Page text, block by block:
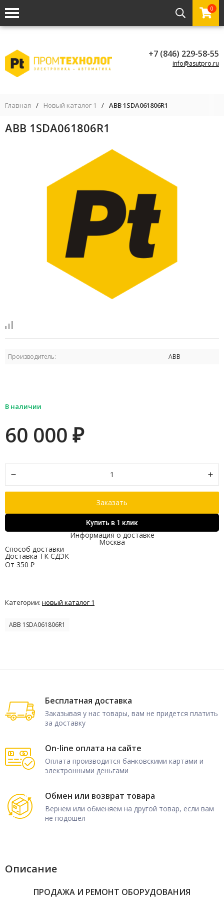
0
+7 (846) 229-58-55
info@asutpro.ru
Главная / Новый каталог 1 / ABB 1SDA061806R1
ABB 1SDA061806R1
Производитель: ABB
В наличии
60 000 ₽
Заказать
Купить в 1 клик
Информация о доставке
Москва
Способ доставки
Доставка ТК СДЭК
От 350 ₽
Категории: новый каталог 1
ABB 1SDA061806R1
Бесплатная доставка
Заказывая у нас товары, вам не придется платить
за доставку
On-line оплата на сайте
Оплата производится банковскими картами и
электронными деньгами
Обмен или возврат товара
Вернем или обменяем на другой товар, если вам
не подошел
Описание
ПРОДАЖА И РЕМОНТ ОБОРУДОВАНИЯ